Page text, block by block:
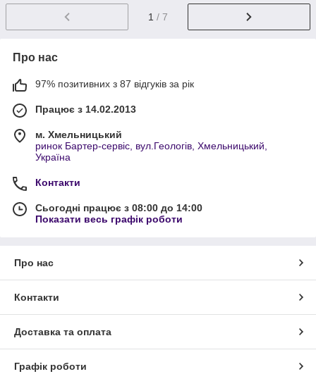
1 / 7
Про нас
97% позитивних з 87 відгуків за рік
Працює з 14.02.2013
м. Хмельницький
ринок Бартер-сервіс, вул.Геологів, Хмельницький,
Україна
Контакти
Сьогодні працює з 08:00 до 14:00
Показати весь графік роботи
Про нас
Контакти
Доставка та оплата
Графік роботи